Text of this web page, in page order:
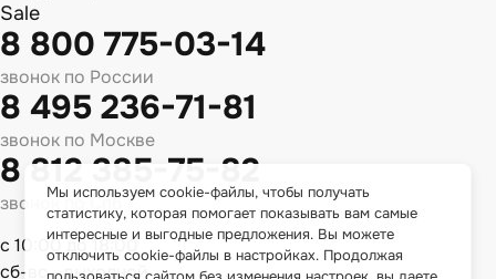
Sale
8 800 775-03-14
звонок по России
8 495 236-71-81
звонок по Москве
8 812 385-75-82
звонок по Спб
с 10:00 до 18:00
сб-вс - выходной
Мы используем cookie-файлы, чтобы получать
статистику, которая помогает показывать вам самые
интересные и выгодные предложения. Вы можете
отключить cookie-файлы в настройках. Продолжая